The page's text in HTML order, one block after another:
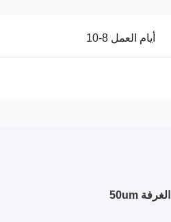
أيام العمل 8-10